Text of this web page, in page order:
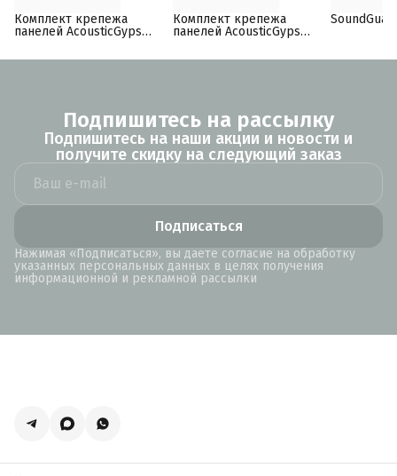
Комплект крепежа
панелей AcousticGyps
Комплект крепежа
панелей AcousticGyps
Подпишитесь на рассылку
Подпишитесь на наши акции и новости и
получите скидку на следующий заказ
Подписаться
Нажимая «Подписаться», вы даете согласие на обработку
указанных персональных данных в целях получения
информационной и рекламной рассылки